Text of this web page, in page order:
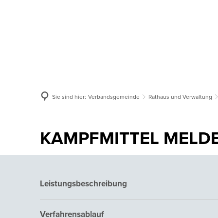
Sie sind hier: Verbandsgemeinde Rathaus und Verwaltung
KAMPFMITTEL
Leistungsbeschreibung
Verfahrensablauf